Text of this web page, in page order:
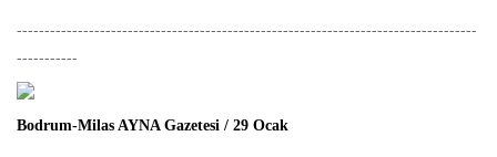
-----------------------------------------------------------------------------------
-----------
Bodrum-Milas AYNA Gazetesi / 29 Ocak